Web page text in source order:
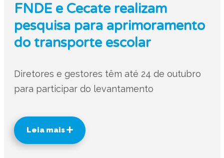
FNDE e Cecate realizam
pesquisa para aprimoramento
do transporte escolar
Diretores e gestores têm até 24 de outubro
para participar do levantamento
Leia mais